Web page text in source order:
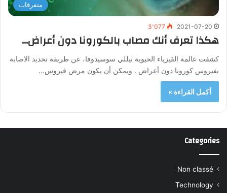
متفرقات
2021-07-20 3٬077
هكذا تعرف أنك مصاب بالكورونا دون أعراض…
كشفت عالمة الفيزياء الحيوية نيللي سوسيدوفا، عن طريقة تحديد الاصابة
بفيروس كورونا دون أعراض . ويمكن أن يكون مرض فيروس…
أكمل القراءة »
Categories
Non classé
Technology